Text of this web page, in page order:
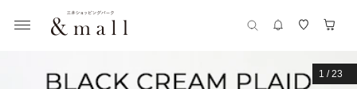
1 /23